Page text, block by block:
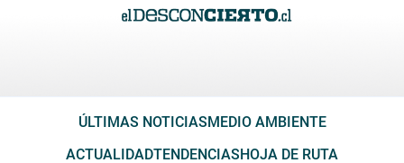
ÚLTIMAS NOTICIASMEDIO AMBIENTE
ACTUALIDADTENDENCIASHOJA DE RUTA